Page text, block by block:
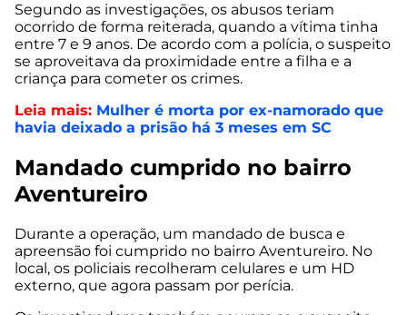
Segundo as investigações, os abusos teriam
ocorrido de forma reiterada, quando a vítima tinha
entre 7 e 9 anos. De acordo com a polícia, o suspeito
se aproveitava da proximidade entre a filha e a
criança para cometer os crimes.
Leia mais: Mulher é morta por ex-namorado que
havia deixado a prisão há 3 meses em SC
Mandado cumprido no bairro
Aventureiro
Durante a operação, um mandado de busca e
apreensão foi cumprido no bairro Aventureiro. No
local, os policiais recolheram celulares e um HD
externo, que agora passam por perícia.